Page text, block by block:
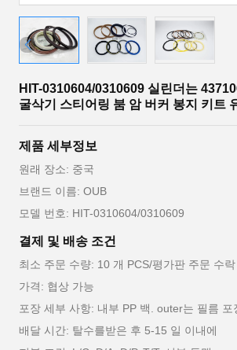
HIT-0310604/0310609 실린더는
굴삭기 스티어링 붐 암 버커 봉지 키트
제품 세부정보
원래 장소: 중국
브랜드 이름: OUB
모델 번호: HIT-0310604/0310609
결제 및 배송 조건
최소 주문 수량: 10 개 PCS/평가판 주문 수락
가격: 협상 가능
포장 세부 사항: 내부 PP 백. outer는 필름 포
배달 시간: 탈수를받은 후 5-15 일 이내에